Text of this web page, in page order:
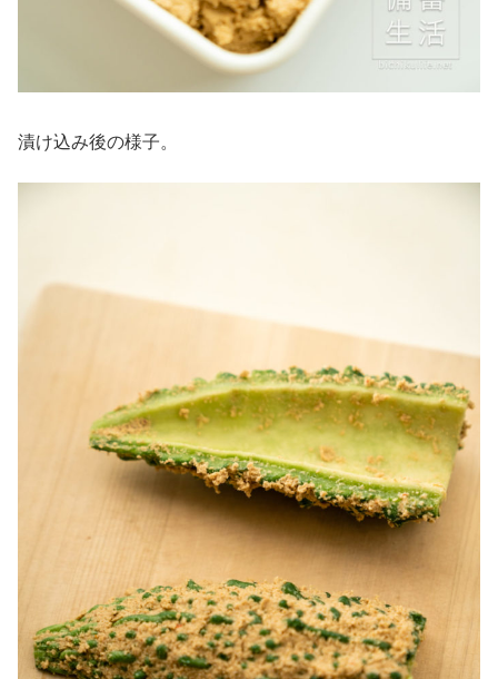
漬け込み後の様子。